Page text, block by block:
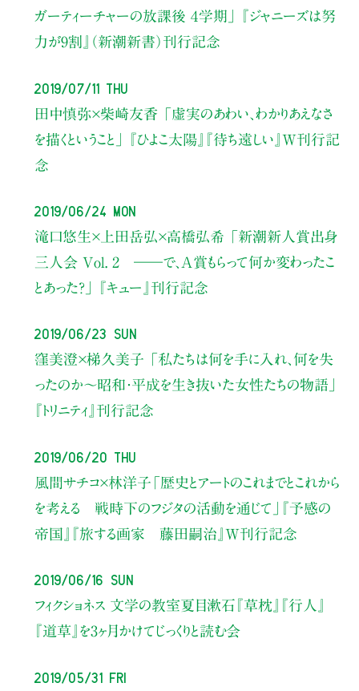
ガーティーチャーの放課後 ４学期」
『ジャニーズは努
力が9割』（新潮新書）刊行記念
2019/07/11 Thu
田中慎弥×柴崎友香
「虚実のあわい、わかりあえなさ
を描くということ」
『ひよこ太陽』『待ち遠しい』W刊行記
念
2019/06/24 Mon
滝口悠生×上田岳弘×高橋弘希
「新潮新人賞出身
三人会 Vol. 2 ――で、Ａ賞もらって何か変わったこ
とあった？」
『キュー』刊行記念
2019/06/23 Sun
窪美澄×梯久美子
「私たちは何を手に入れ、何を失
ったのか〜昭和・平成を生き抜いた女性たちの物語」
『トリニティ』刊行記念
2019/06/20 Thu
風間サチコ×林洋子 「歴史とアートのこれまでとこれから
を考える 戦時下のフジタの活動を通じて」
『予感の
帝国』『旅する画家 藤田嗣治』 W刊行記念
2019/06/16 Sun
フィクショネス 文学の教室夏目漱石『草枕』『行人』
『道草』を3ヶ月かけてじっくりと読む会
2019/05/31 Fri